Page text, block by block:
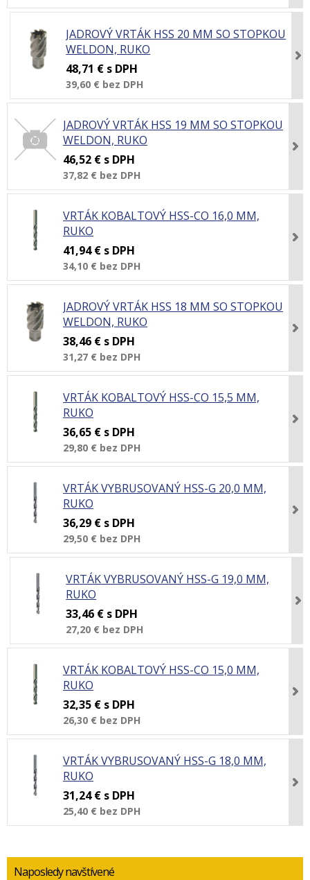
JADROVÝ VRTÁK HSS 20 MM SO STOPKOU
WELDON, RUKO
48,71 € s DPH
39,60 € bez DPH
JADROVÝ VRTÁK HSS 19 MM SO STOPKOU
WELDON, RUKO
46,52 € s DPH
37,82 € bez DPH
VRTÁK KOBALTOVÝ HSS-CO 16,0 MM,
RUKO
41,94 € s DPH
34,10 € bez DPH
JADROVÝ VRTÁK HSS 18 MM SO STOPKOU
WELDON, RUKO
38,46 € s DPH
31,27 € bez DPH
VRTÁK KOBALTOVÝ HSS-CO 15,5 MM,
RUKO
36,65 € s DPH
29,80 € bez DPH
VRTÁK VYBRUSOVANÝ HSS-G 20,0 MM,
RUKO
36,29 € s DPH
29,50 € bez DPH
VRTÁK VYBRUSOVANÝ HSS-G 19,0 MM,
RUKO
33,46 € s DPH
27,20 € bez DPH
VRTÁK KOBALTOVÝ HSS-CO 15,0 MM,
RUKO
32,35 € s DPH
26,30 € bez DPH
VRTÁK VYBRUSOVANÝ HSS-G 18,0 MM,
RUKO
31,24 € s DPH
25,40 € bez DPH
Naposledy navštívené